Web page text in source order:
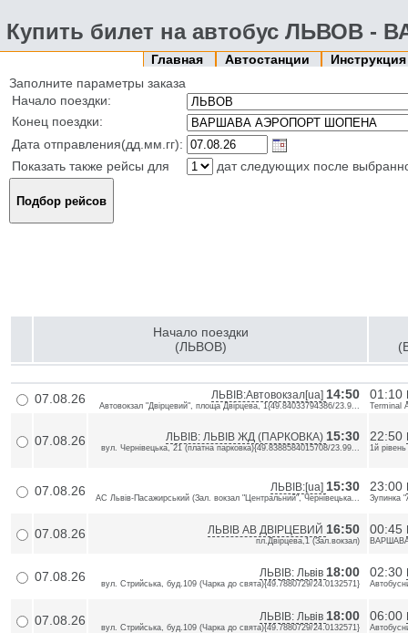
Купить билет на автобус ЛЬВОВ
Главная Автостанции
Заполните параметры заказа
Начало поездки:
Конец поездки:
Дата отправления(дд.мм.гг):
Показать также рейсы для
дат следующих после
Начало поездки
(ЛЬВОВ)
07.08.26 ЛЬВІВ:Автовокзал[ua] 14:50
Автовокзал "Двірцевий", площа Двірцева, 1{49.84033794386/23.9...
01:10
Terminal
07.08.26 ЛЬВІВ: ЛЬВІВ ЖД (ПАРКОВКА) 15:30
вул. Чернівецька, 21 (платна парковка){49.8388584015708/23.99...
22:50
1й
07.08.26 ЛЬВІВ:[ua] 15:30
АС Львів-Пасажирський (Зал. вокзал "Центральний", Чернівецька...
23:00
Зупинка
07.08.26 ЛЬВІВ АВ ДВІРЦЕВИЙ 16:50
пл.Двiрцева,1 (Зал.вокзал)
00:45
07.08.26 ЛЬВІВ: Львів 18:00
вул. Стрийська, буд.109 (Чарка до свята){49.7880729/24.0132571}
02:30
07.08.26 ЛЬВІВ: Львів 18:00
вул. Стрийська, буд.109 (Чарка до свята){49.7880729/24.0132571}
06:00